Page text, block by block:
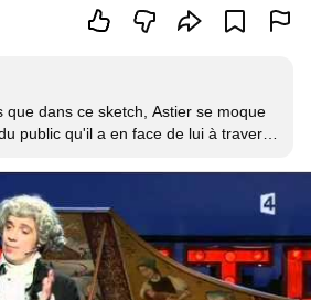
que dans ce sketch, Astier se moque
public qu'il a en face de lui à travers
qu'il prend le rôle d'un physicien
de sa personne et qu'il s'agit
parodie de scientifique raté qui pense
"Fiche-moi la paix ducon !.." A mon
le public de rire de ce sketch
condescendants. C'est justement